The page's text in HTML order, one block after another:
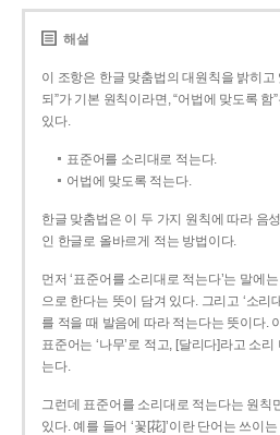
해설
이 조항은 한글 맞춤법의 대원칙을 밝히고
되”가 기본 원칙이라면, “어법에 맞도록 함
있다.
표준어를 소리대로 적는다.
어법에 맞도록 적는다.
한글 맞춤법은 이 두 가지 원칙에 따라 음
인 한글로 올바르게 적는 방법이다.
먼저 ‘표준어를 소리대로 적는다’는 말에
으로 한다는 뜻이 담겨 있다. 그리고 ‘소리
를 적을 때 발음에 따라 적는다는 뜻이다.
표준어는 ‘나무’로 적고, [달리다]라고 소리
는다.
그런데 표준어를 소리대로 적는다는 원칙
있다. 예를 들어 ‘꽃[花]’이란 단어는 쓰이